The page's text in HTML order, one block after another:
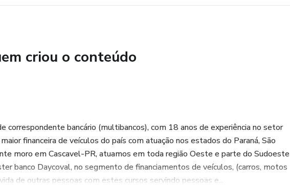
criou o conteúdo
correspondente bancário (multibancos), com 18 anos de experiência no setor
financeira de veículos do país com atuação nos estados do Paraná, São
moro em Cascavel-PR, atuamos em toda região Oeste e parte do Sudoeste
banco Daycoval, no segmento de financiamentos de veículos, (carros, motos
de outras pessoas com estes cursos servindo pessoas e...